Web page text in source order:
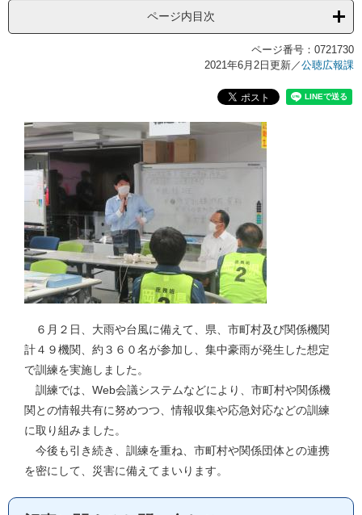
ページ内目次
ページ番号：0721730
2021年6月2日更新／公聴広報課
６月２日、大雨や台風に備えて、県、市町村及び関係機関
計４９機関、約３６０名が参加し、集中豪雨が発生した想定
で訓練を実施しました。
訓練では、Web会議システムなどにより、市町村や関係機
関との情報共有に努めつつ、情報収集や応急対応などの訓練
に取り組みました。
今後も引き続き、訓練を重ね、市町村や関係団体との連携
を密にして、災害に備えてまいります。